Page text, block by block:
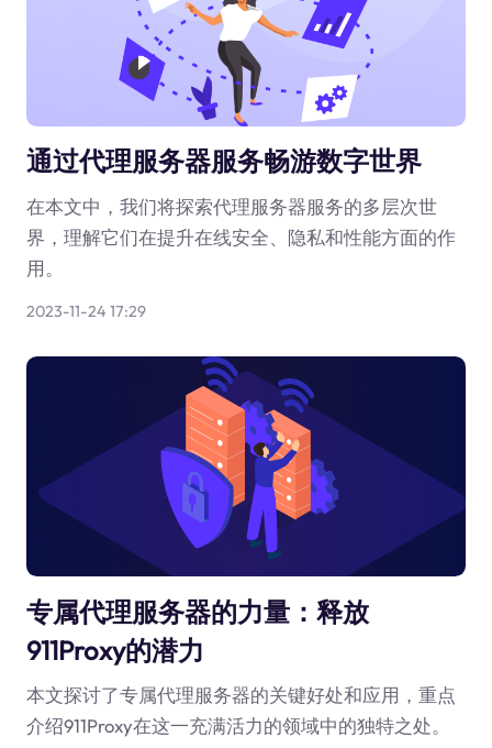
通过代理服务器服务畅游数字世界
在本文中，我们将探索代理服务器服务的多层次世
界，理解它们在提升在线安全、隐私和性能方面的作
用。
2023-11-24 17:29
专属代理服务器的力量：释放
911Proxy的潜力
本文探讨了专属代理服务器的关键好处和应用，重点
介绍911Proxy在这一充满活力的领域中的独特之处。